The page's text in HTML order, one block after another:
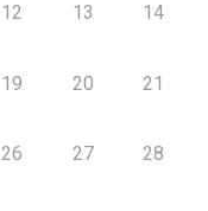
12 13 14
19 20 21
26 27 28